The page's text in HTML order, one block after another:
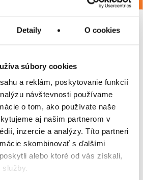
Detaily O cookies
súbory cookies
a reklám, poskytovanie funkcií
návštevnosti používame
o tom, ako používate naše
aj našim partnerom v
inzercie a analýzy. Títo partneri
skombinovať s ďalšími
alebo ktoré od vás získali,
kamarátovi
email
na inzerát
obľúbených